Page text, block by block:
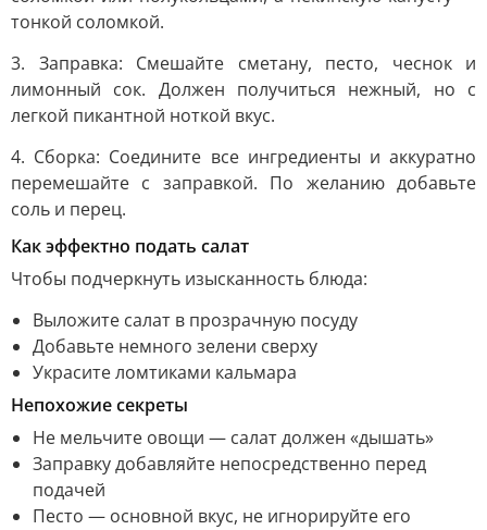
тонкой соломкой.
3. Заправка: Смешайте сметану, песто, чеснок и
лимонный сок. Должен получиться нежный, но с
легкой пикантной ноткой вкус.
4. Сборка: Соедините все ингредиенты и аккуратно
перемешайте с заправкой. По желанию добавьте
соль и перец.
Как эффектно подать салат
Чтобы подчеркнуть изысканность блюда:
Выложите салат в прозрачную посуду
Добавьте немного зелени сверху
Украсите ломтиками кальмара
Непохожие секреты
Не мельчите овощи — салат должен «дышать»
Заправку добавляйте непосредственно перед
подачей
Песто — основной вкус, не игнорируйте его